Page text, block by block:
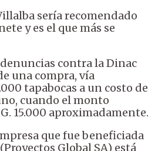
sería recomendado
y es el que más se
contra la Dinac
una compra, vía
tapabocas a un costo de
cuando el monto
15.000 aproximadamente.
que fue beneficiada
Global SA) está